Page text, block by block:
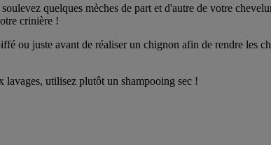
quelques mèches de part et d'autre de votre
crinière !
ou juste avant de réaliser un chignon afin de rendre les
lavages, utilisez plutôt un shampooing sec !